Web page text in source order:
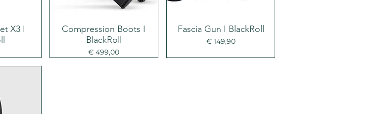
X3 I
Compression Boots I
BlackRoll
Prijs
€ 499,00
Fascia Gun I BlackRoll
Prijs
€ 149,90